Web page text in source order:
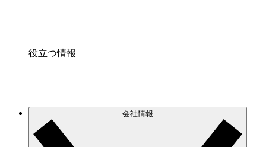
役立つ情報
会社情報